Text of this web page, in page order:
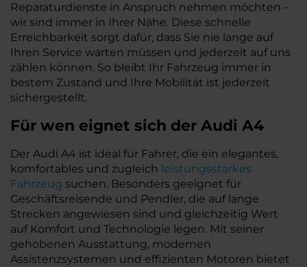
Reparaturdienste in Anspruch nehmen möchten –
wir sind immer in Ihrer Nähe. Diese schnelle
Erreichbarkeit sorgt dafür, dass Sie nie lange auf
Ihren Service warten müssen und jederzeit auf uns
zählen können. So bleibt Ihr Fahrzeug immer in
bestem Zustand und Ihre Mobilität ist jederzeit
sichergestellt.
Für wen eignet sich der Audi A4
Der Audi A4 ist ideal für Fahrer, die ein elegantes,
komfortables und zugleich leistungsstarkes
Fahrzeug suchen. Besonders geeignet für
Geschäftsreisende und Pendler, die auf lange
Strecken angewiesen sind und gleichzeitig Wert
auf Komfort und Technologie legen. Mit seiner
gehobenen Ausstattung, modernen
Assistenzsystemen und effizienten Motoren bietet